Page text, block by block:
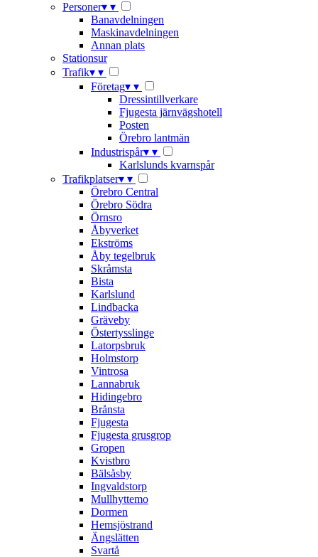
Personer▾ ▾
Banavdelningen
Maskinavdelningen
Annan plats
Stationsur
Trafik▾ ▾
Företag▾ ▾
Dressintillverkare
Fjugesta järnvägshotell
Posten
Örebro lantmän
Industrispår▾ ▾
Karlslunds kvarnspår
Trafikplatser▾ ▾
Örebro Central
Örebro Södra
Örnsro
Åbyverket
Ekströms
Åby tegelbruk
Skråmsta
Bista
Karlslund
Lindbacka
Gräveby
Östertysslinge
Latorpsbruk
Holmstorp
Vintrosa
Lannabruk
Hidingebro
Brånsta
Fjugesta
Fjugesta grusgrop
Gropen
Kvistbro
Bälsåsby
Ingvaldstorp
Mullhyttemo
Dormen
Hemsjöstrand
Ängslätten
Svartå